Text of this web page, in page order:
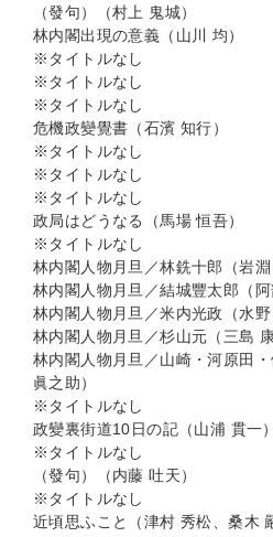
（發句）（村上 鬼城）
林内閣出現の意義（山川 均）
※タイトルなし
※タイトルなし
※タイトルなし
危機政變覺書（石濱 知行）
※タイトルなし
※タイトルなし
※タイトルなし
政局はどうなる（馬場 恒吾）
※タイトルなし
林内閣人物月旦／林銑十郎（岩淵
林内閣人物月旦／結城豐太郎（阿
林内閣人物月旦／米内光政（水野
林内閣人物月旦／杉山元（三島 康
林内閣人物月旦／山崎・河原田
眞之助）
※タイトルなし
政變裏街道10日の記（山浦 貫一）
※タイトルなし
（發句）（内藤 吐天）
※タイトルなし
近頃思ふこと（津村 秀松、桑木